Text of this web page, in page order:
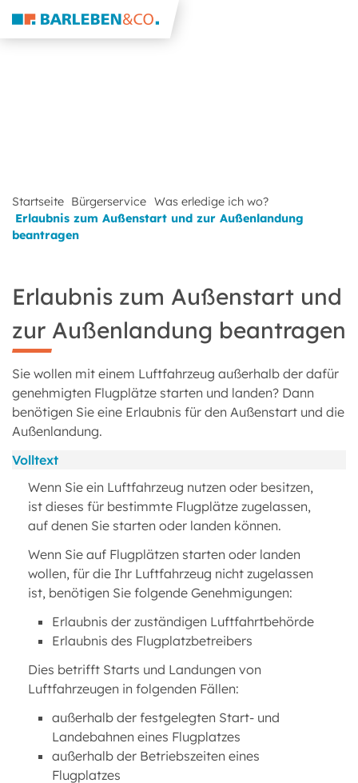
Startseite Bürgerservice Was erledige ich wo?
Erlaubnis zum Außenstart und zur Außenlandung
beantragen
Erlaubnis zum Außenstart und
zur Außenlandung beantragen
Sie wollen mit einem Luftfahrzeug außerhalb der dafür
genehmigten Flugplätze starten und landen? Dann
benötigen Sie eine Erlaubnis für den Außenstart und die
Außenlandung.
Volltext
Wenn Sie ein Luftfahrzeug nutzen oder besitzen,
ist dieses für bestimmte Flugplätze zugelassen,
auf denen Sie starten oder landen können.
Wenn Sie auf Flugplätzen starten oder landen
wollen, für die Ihr Luftfahrzeug nicht zugelassen
ist, benötigen Sie folgende Genehmigungen:
Erlaubnis der zuständigen Luftfahrtbehörde
Erlaubnis des Flugplatzbetreibers
Dies betrifft Starts und Landungen von
Luftfahrzeugen in folgenden Fällen:
außerhalb der festgelegten Start- und
Landebahnen eines Flugplatzes
außerhalb der Betriebszeiten eines
Flugplatzes